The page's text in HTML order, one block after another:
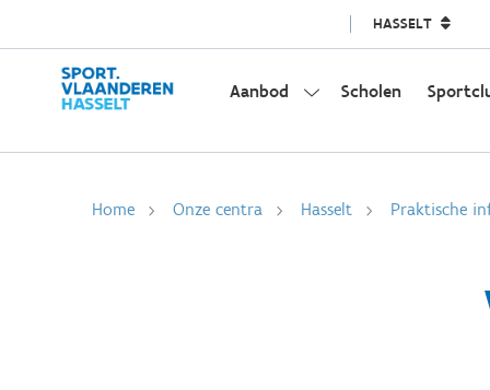
HASSELT
Aanbod Scholen
Home Onze centra Hasselt Praktische